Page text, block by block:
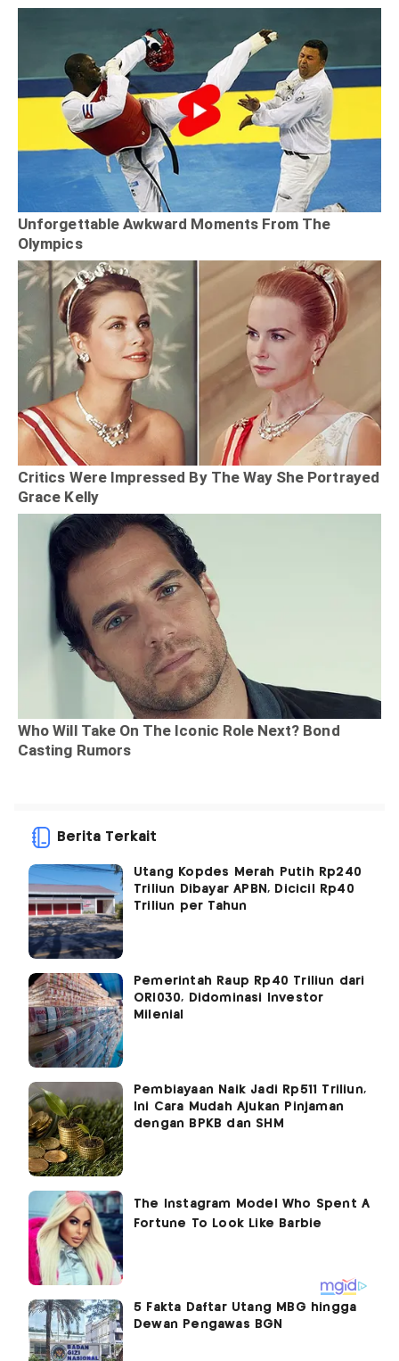
Berita Terkait
Utang Kopdes Merah Putih Rp240
Triliun Dibayar APBN, Dicicil Rp40
Triliun per Tahun
Pemerintah Raup Rp40 Triliun dari
ORI030, Didominasi Investor
Milenial
Pembiayaan Naik Jadi Rp511 Triliun,
Ini Cara Mudah Ajukan Pinjaman
dengan BPKB dan SHM
5 Fakta Daftar Utang MBG hingga
Dewan Pengawas BGN